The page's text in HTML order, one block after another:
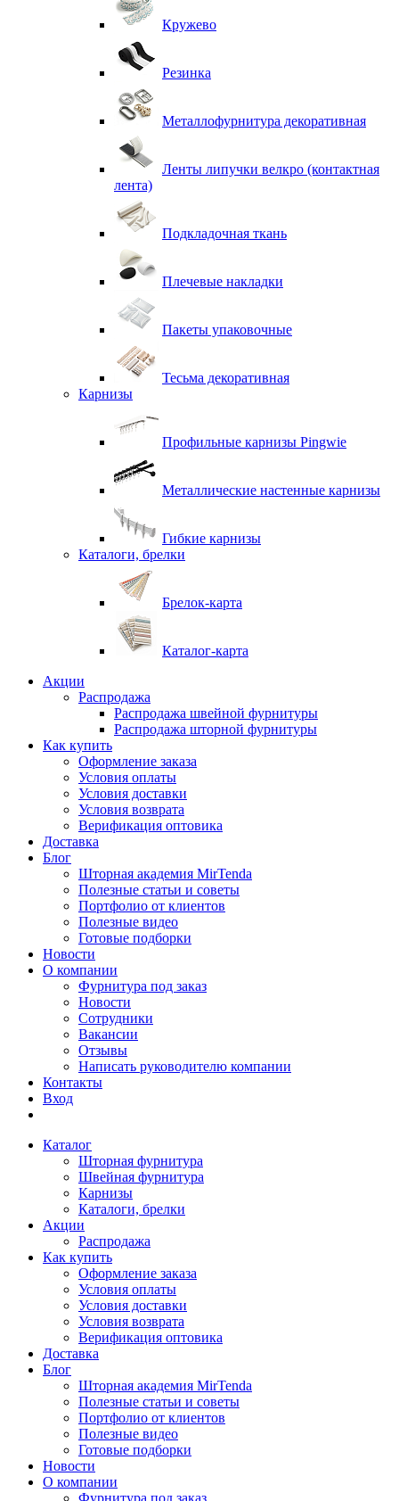
Кружево
Резинка
Металлофурнитура декоративная
Ленты липучки велкро (контактная
лента)
Подкладочная ткань
Плечевые накладки
Пакеты упаковочные
Тесьма декоративная
Карнизы
Профильные карнизы Pingwie
Металлические настенные карнизы
Гибкие карнизы
Каталоги, брелки
Брелок-карта
Каталог-карта
Акции
Распродажа
Распродажа швейной фурнитуры
Распродажа шторной фурнитуры
Как купить
Оформление заказа
Условия оплаты
Условия доставки
Условия возврата
Верификация оптовика
Доставка
Блог
Шторная академия MirTenda
Полезные статьи и советы
Портфолио от клиентов
Полезные видео
Готовые подборки
Новости
О компании
Фурнитура под заказ
Новости
Сотрудники
Вакансии
Отзывы
Написать руководителю компании
Контакты
Вход
Каталог
Шторная фурнитура
Швейная фурнитура
Карнизы
Каталоги, брелки
Акции
Распродажа
Как купить
Оформление заказа
Условия оплаты
Условия доставки
Условия возврата
Верификация оптовика
Доставка
Блог
Шторная академия MirTenda
Полезные статьи и советы
Портфолио от клиентов
Полезные видео
Готовые подборки
Новости
О компании
Фурнитура под заказ